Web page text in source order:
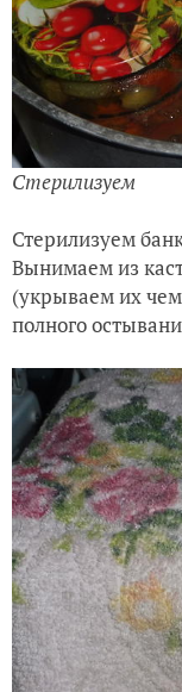
Стерилизуем
Стерилизуем
Вынимаем из
(укрываем их
полного